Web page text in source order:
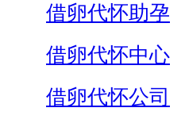
借卵代怀助孕
借卵代怀中心
借卵代怀公司